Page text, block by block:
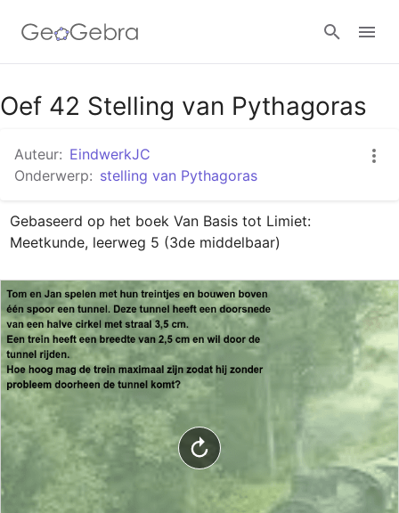
Google Classroom
GeoGebra Klaslokaal
Aanmelden
Oef 42 Stelling van Pythagoras
Auteur: EindwerkJC
Onderwerp: stelling van Pythagoras
Gebaseerd op het boek Van Basis tot Limiet:
Meetkunde, leerweg 5 (3de middelbaar)